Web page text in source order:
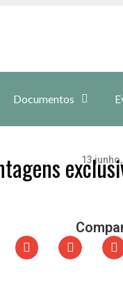
Documentos
13